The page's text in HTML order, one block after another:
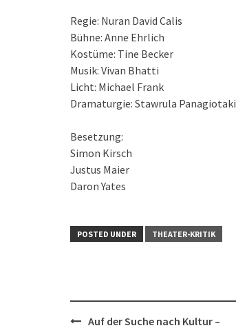
Regie: Nuran David Calis
Bühne: Anne Ehrlich
Kostüme: Tine Becker
Musik: Vivan Bhatti
Licht: Michael Frank
Dramaturgie: Stawrula Panagiotaki
Besetzung:
Simon Kirsch
Justus Maier
Daron Yates
POSTED UNDER THEATER-KRITIK
PostAuf der Suche nach Kultur –